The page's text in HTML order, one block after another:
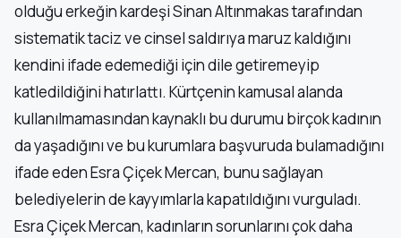
olduğu erkeğin kardeşi Sinan Altınmakas tarafından
sistematik taciz ve cinsel saldırıya maruz kaldığını
kendini ifade edemediği için dile getiremeyip
katledildiğini hatırlattı. Kürtçenin kamusal alanda
kullanılmamasından kaynaklı bu durumu birçok kadının
da yaşadığını ve bu kurumlara başvuruda bulamadığını
ifade eden Esra Çiçek Mercan, bunu sağlayan
belediyelerin de kayyımlarla kapatıldığını vurguladı.
Esra Çiçek Mercan, kadınların sorunlarını çok daha